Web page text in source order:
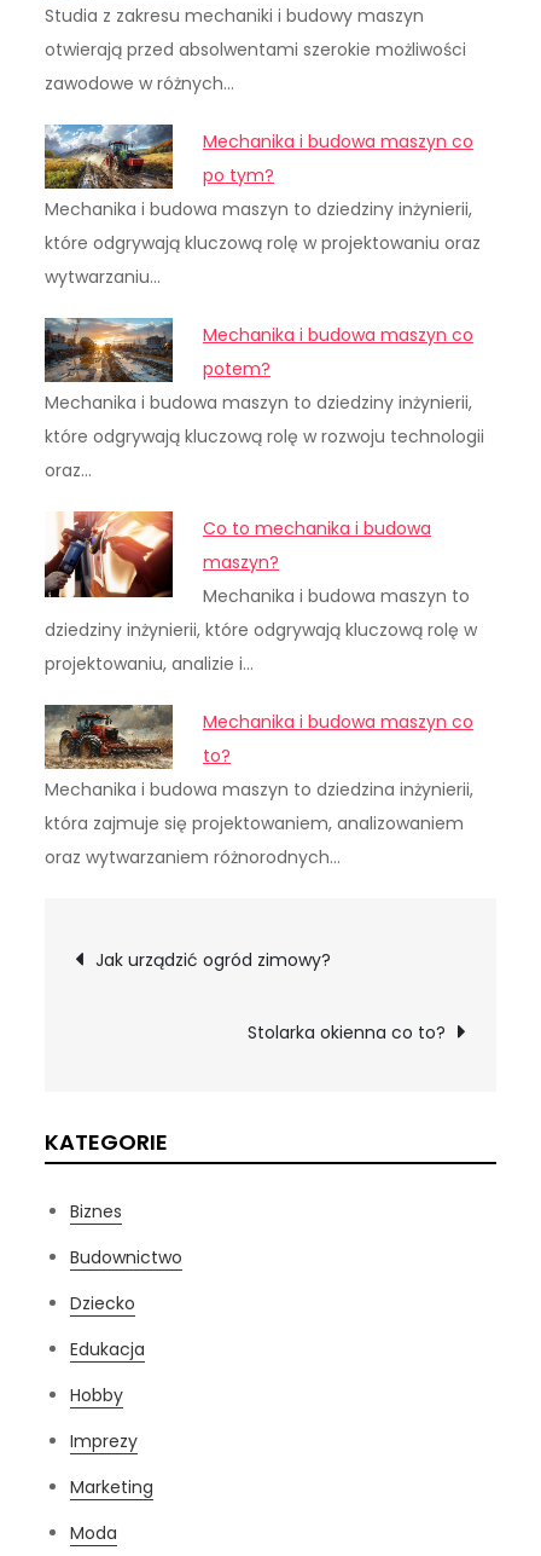
Studia z zakresu mechaniki i budowy maszyn
otwierają przed absolwentami szerokie możliwości
zawodowe w różnych…
Mechanika i budowa maszyn co
po tym?
Mechanika i budowa maszyn to dziedziny inżynierii,
które odgrywają kluczową rolę w projektowaniu oraz
wytwarzaniu…
Mechanika i budowa maszyn co
potem?
Mechanika i budowa maszyn to dziedziny inżynierii,
które odgrywają kluczową rolę w rozwoju technologii
oraz…
Co to mechanika i budowa
maszyn?
Mechanika i budowa maszyn to
dziedziny inżynierii, które odgrywają kluczową rolę w
projektowaniu, analizie i…
Mechanika i budowa maszyn co
to?
Mechanika i budowa maszyn to dziedzina inżynierii,
która zajmuje się projektowaniem, analizowaniem
oraz wytwarzaniem różnorodnych…
Nawigacja
Jak urządzić ogród zimowy?
Stolarka okienna co to?
KATEGORIE
Biznes
Budownictwo
Dziecko
Edukacja
Hobby
Imprezy
Marketing
Moda